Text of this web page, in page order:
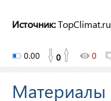
Источник:TopClimat.ru
0.00 0 0
Материалы